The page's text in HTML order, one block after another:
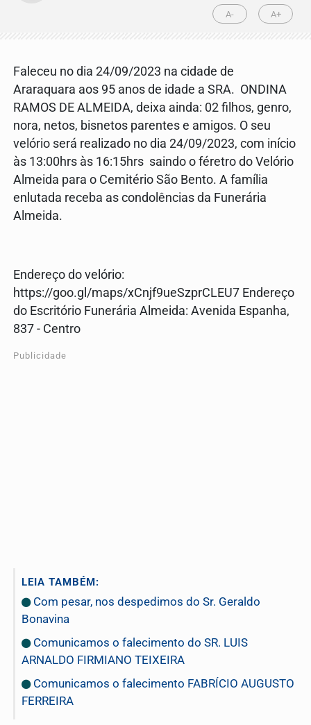
A- A+
Faleceu no dia 24/09/2023 na cidade de
Araraquara aos 95 anos de idade a SRA. ONDINA
RAMOS DE ALMEIDA, deixa ainda: 02 filhos, genro,
nora, netos, bisnetos parentes e amigos. O seu
velório será realizado no dia 24/09/2023, com início
às 13:00hrs às 16:15hrs saindo o féretro do Velório
Almeida para o Cemitério São Bento. A família
enlutada receba as condolências da Funerária
Almeida.
Endereço do velório:
https://goo.gl/maps/xCnjf9ueSzprCLEU7 Endereço
do Escritório Funerária Almeida: Avenida Espanha,
837 - Centro
Publicidade
LEIA TAMBÉM:
Com pesar, nos despedimos do Sr. Geraldo
Bonavina
Comunicamos o falecimento do SR. LUIS
ARNALDO FIRMIANO TEIXEIRA
Comunicamos o falecimento FABRÍCIO AUGUSTO
FERREIRA